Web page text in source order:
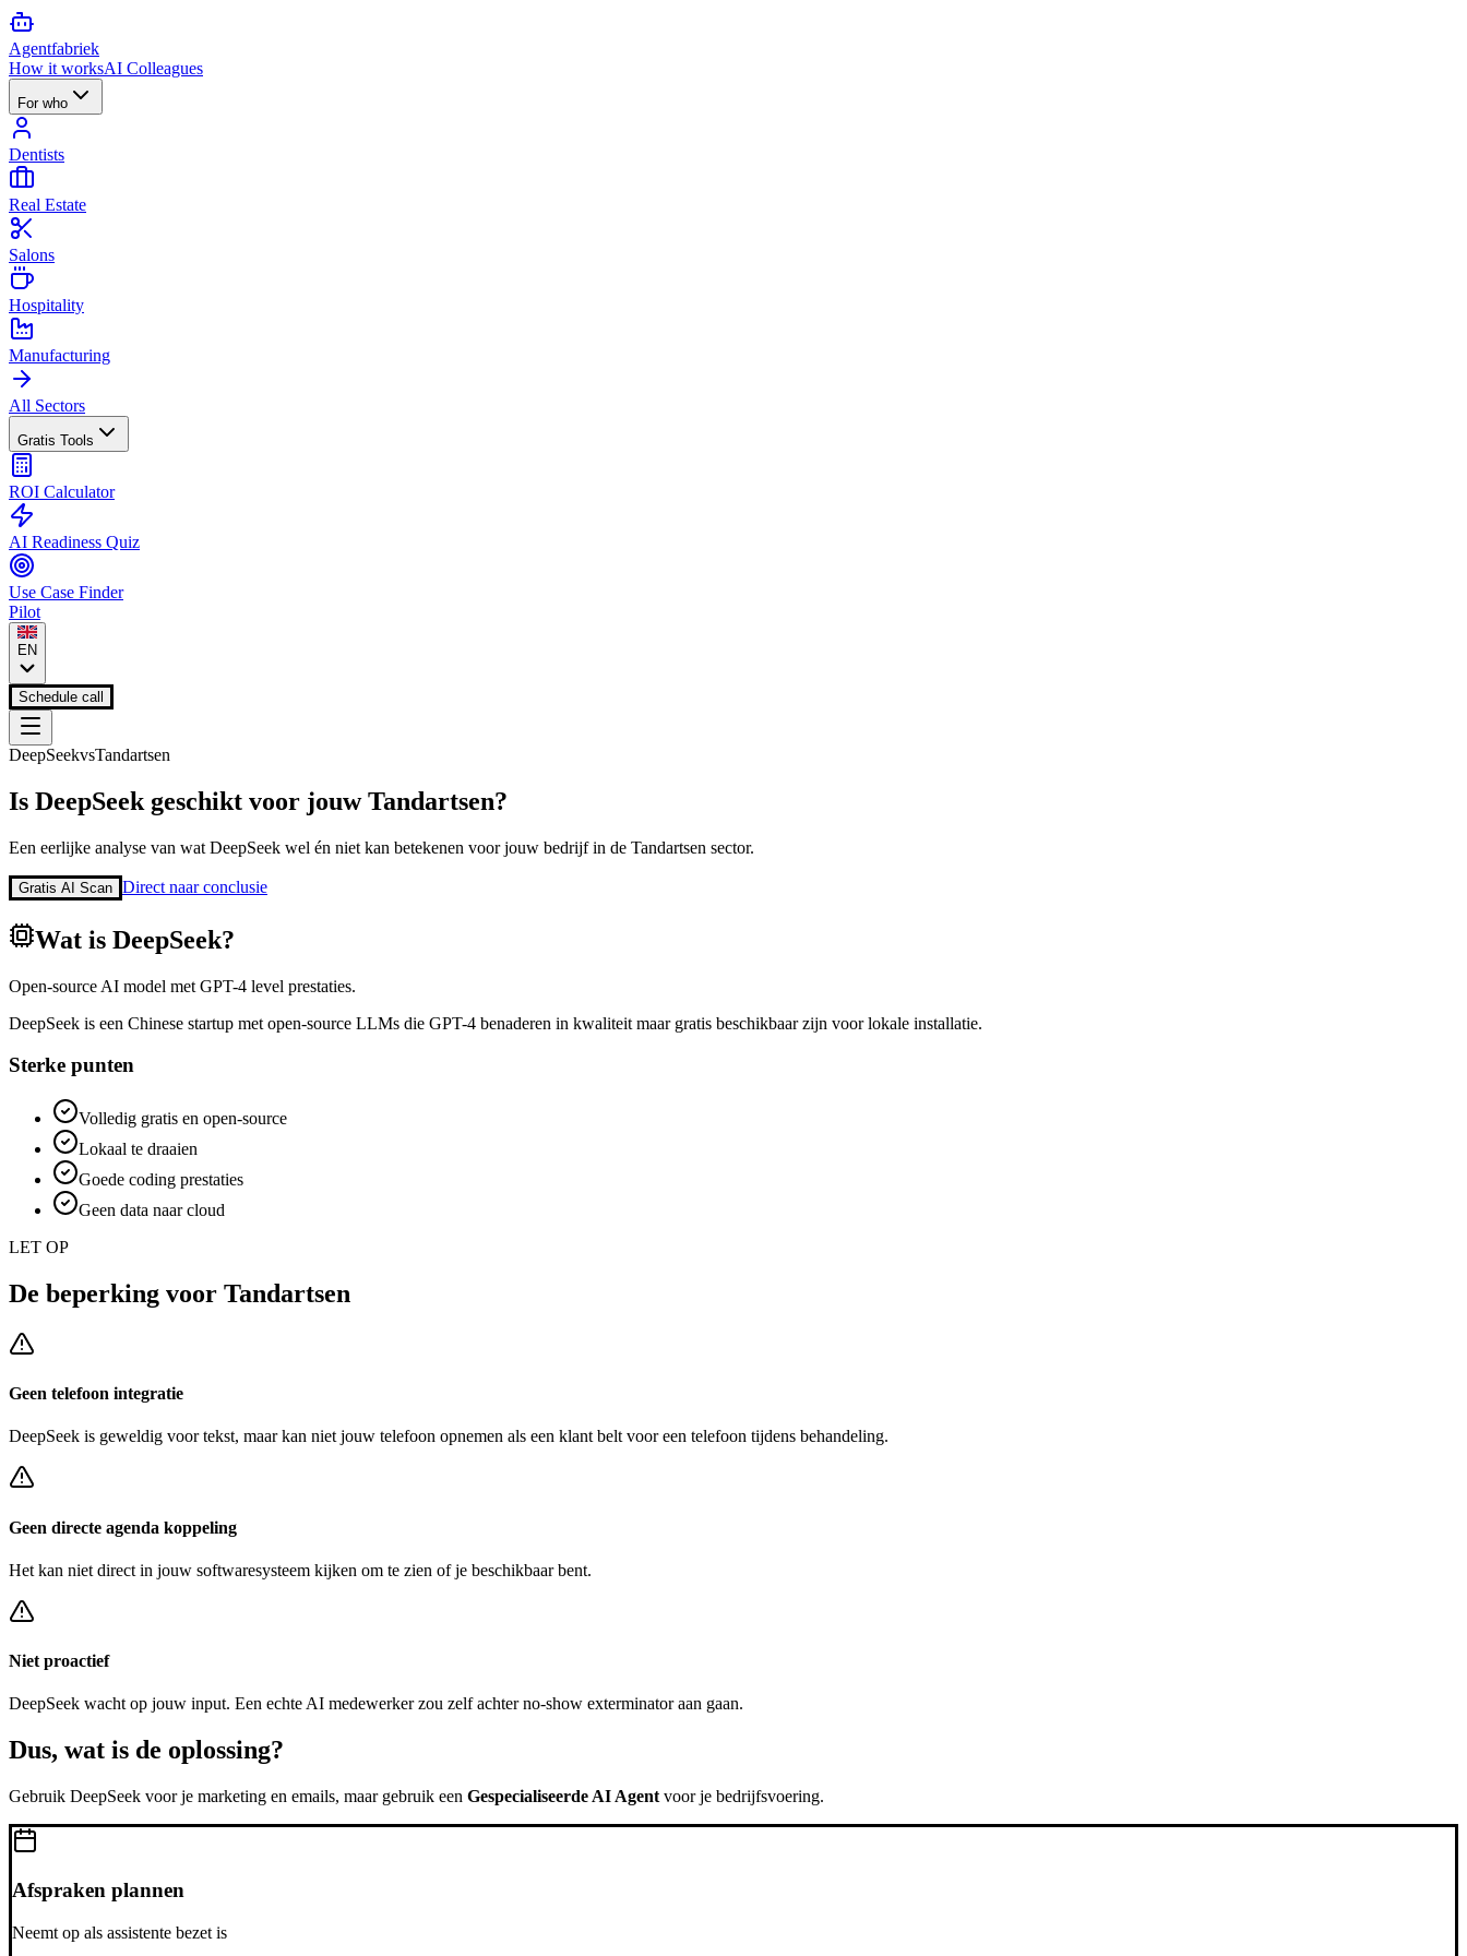
Agentfabriek
How it worksAI Colleagues
For who
Dentists
Real Estate
Salons
Hospitality
Manufacturing
All Sectors
Gratis Tools
ROI Calculator
AI Readiness Quiz
Use Case Finder
Pilot
EN
Schedule call
DeepSeekvsTandartsen
Is DeepSeek geschikt voor jouwTandartsen?
Een eerlijke analyse van wat DeepSeek wel én niet kan betekenen voor jouw bedrijf in de Tandartsen sector.
Gratis AI Scan Direct naar conclusie
Wat is DeepSeek?
Open-source AI model met GPT-4 level prestaties.
DeepSeek is een Chinese startup met open-source LLMs die GPT-4 benaderen in kwaliteit maar gratis beschikbaar zijn voor lokale installatie.
Sterke punten
Volledig gratis en open-source
Lokaal te draaien
Goede coding prestaties
Geen data naar cloud
LET OP
De beperking voor Tandartsen
Geen telefoon integratie
DeepSeek is geweldig voor tekst, maar kan niet jouw telefoon opnemen als een klant belt voor een telefoon tijdens behandeling.
Geen directe agenda koppeling
Het kan niet direct in jouw softwaresysteem kijken om te zien of je beschikbaar bent.
Niet proactief
DeepSeek wacht op jouw input. Een echte AI medewerker zou zelf achterno-show exterminatoraan gaan.
Dus, wat is de oplossing?
Gebruik DeepSeek voor je marketing en emails, maar gebruik een Gespecialiseerde AI Agent voor je bedrijfsvoering.
Afspraken plannen
Neemt op als assistente bezet is